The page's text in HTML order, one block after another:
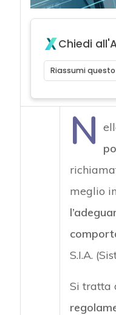
Chiedi
Riassumi
N
meglio
S.I.A.
Si tratta